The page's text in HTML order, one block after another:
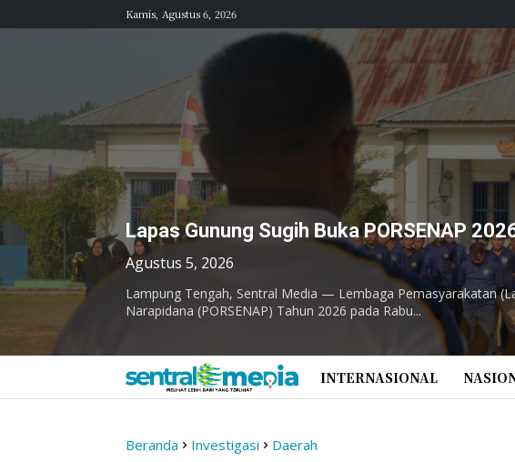
Kamis, Agustus 6, 2026
Lapas Gunung Sugih Buka PORSENAP
Agustus 5, 2026
Lampung Tengah, Sentral Media — Lembaga Pemasyarakatan
Narapidana (PORSENAP) Tahun 2026 pada Rabu...
INTERNASIONAL
Beranda Investigasi Daerah